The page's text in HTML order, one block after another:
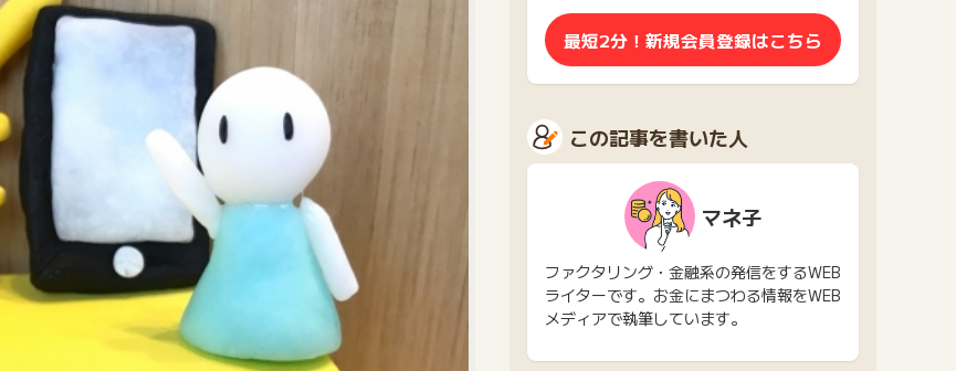
最短2分！新規会員登録はこちら
この記事を書いた人
マネ子
ファクタリング・金融系の発信をするWEB
ライターです。お金にまつわる情報をWEB
メディアで執筆しています。